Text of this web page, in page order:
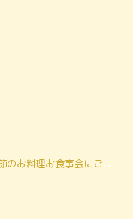
【小田急相模原】10/14季節のお料理お食事会にご参加ありがとうございます